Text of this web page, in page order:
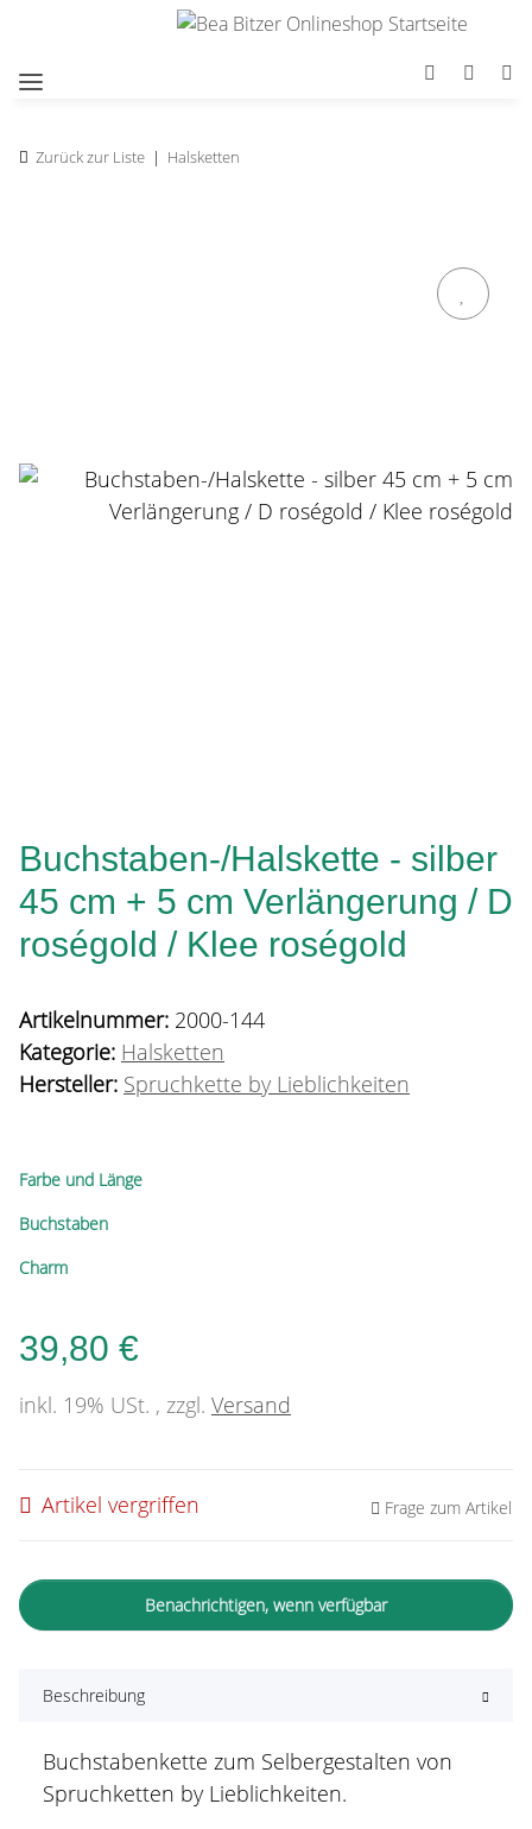
Zurück zur Liste Halsketten
Buchstaben-/Halskette - silber
45 cm + 5 cm Verlängerung / D
roségold / Klee roségold
Artikelnummer: 2000-144
Kategorie: Halsketten
Hersteller: Spruchkette by Lieblichkeiten
Farbe und Länge
Buchstaben
Charm
39,80 €
inkl. 19% USt. , zzgl. Versand
Artikel vergriffen Frage zum Artikel
Benachrichtigen, wenn verfügbar
Beschreibung
Buchstabenkette zum Selbergestalten von
Spruchketten by Lieblichkeiten.